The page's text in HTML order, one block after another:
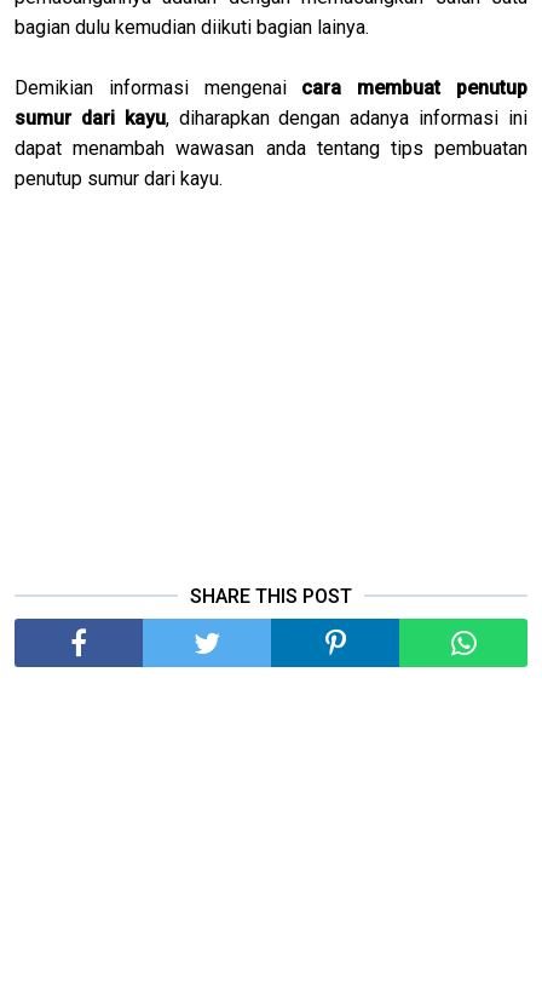
bagian dulu kemudian diikuti bagian lainya.
Demikian informasi mengenai cara membuat penutup
sumur dari kayu, diharapkan dengan adanya informasi ini
dapat menambah wawasan anda tentang tips pembuatan
penutup sumur dari kayu.
SHARE THIS POST